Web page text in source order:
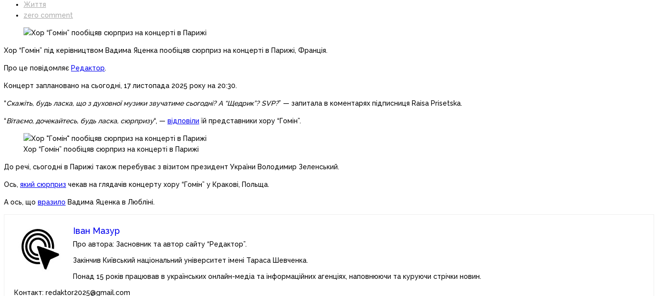
Життя
zero comment
Хор “Гомін” під керівництвом Вадима Яценка пообіцяв сюрприз на концерті в Парижі, Франція.
Про це повідомляє Редактор.
Концерт заплановано на сьогодні, 17 листопада 2025 року на 20:30.
“Скажіть, будь ласка, що з духовної музики звучатиме сьогодні? А “Щедрик”? SVP?” — запитала в коментарях підписниця Raisa Prisetska.
“Вітаємо, дочекайтесь, будь ласка, сюрпризу“, — відповіли їй представники хору “Гомін”.
Хор “Гомін” пообіцяв сюрприз на концерті в Парижі
До речі, сьогодні в Парижі також перебуває з візитом президент України Володимир Зеленський.
Ось, який сюрприз чекав на глядачів концерту хору “Гомін” у Кракові, Польща.
А ось, що вразило Вадима Яценка в Любліні.
Іван Мазур
Про автора: Засновник та автор сайту “Редактор”.
Закінчив Київський національний університет імені Тараса Шевченка.
Понад 15 років працював в українських онлайн-медіа та інформаційних агенціях, наповнюючи та куруючи стрічки новин.
Контакт: redaktor2025@gmail.com